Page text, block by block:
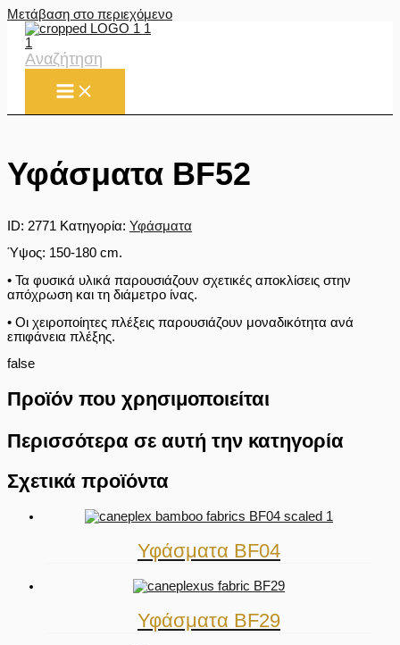
Μετάβαση στο περιεχόμενο
Αναζήτηση
Υφάσματα BF52
ID: 2771 Κατηγορία: Υφάσματα
Ύψος: 150-180 cm.
• Τα φυσικά υλικά παρουσιάζουν σχετικές αποκλίσεις στην
απόχρωση και τη διάμετρο ίνας.
• Οι χειροποίητες πλέξεις παρουσιάζουν μοναδικότητα ανά
επιφάνεια πλέξης.
false
Προϊόν που χρησιμοποιείται
Περισσότερα σε αυτή την κατηγορία
Σχετικά προϊόντα
Υφάσματα BF04
Υφάσματα BF29